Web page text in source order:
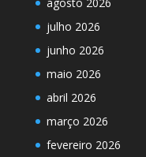
julho 2026
junho 2026
maio 2026
abril 2026
março 2026
fevereiro 2026